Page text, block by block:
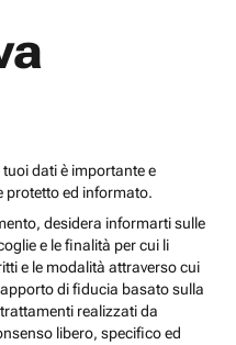
dati è importante e
protetto ed informato.
desidera informarti sulle
e le finalità per cui li
e le modalità attraverso cui
di fiducia basato sulla
realizzati da
libero, specifico ed